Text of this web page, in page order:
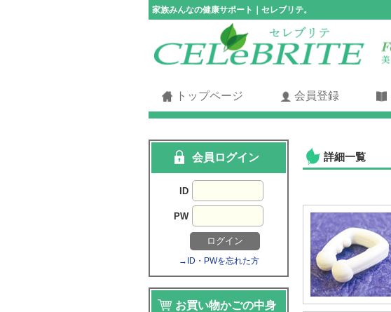
家族みんなの健康サポート｜セレブリテ。
トップページ 会員登録
会員ログイン
ID
PW
→ID・PWを忘れた方
お買い物かごの中身
詳細一覧